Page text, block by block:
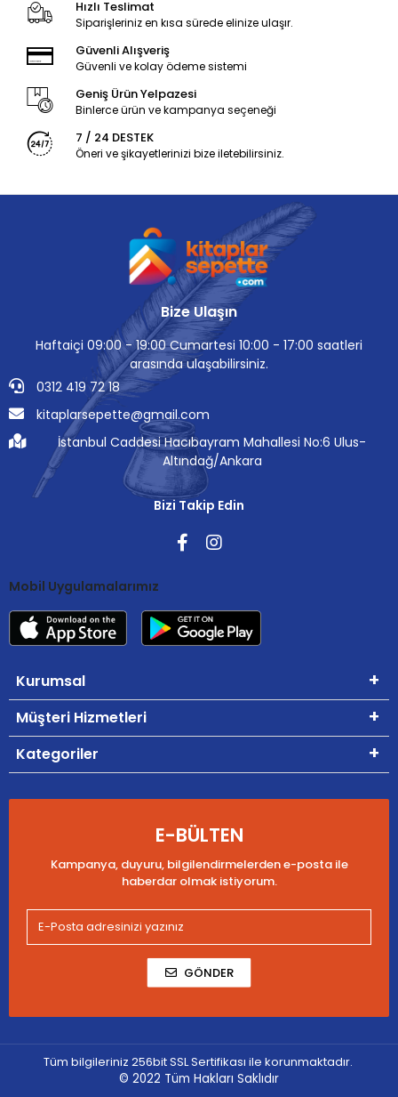
Hızlı Teslimat
Siparişleriniz en kısa sürede elinize ulaşır.
Güvenli Alışveriş
Güvenli ve kolay ödeme sistemi
Geniş Ürün Yelpazesi
Binlerce ürün ve kampanya seçeneği
7 / 24 DESTEK
Öneri ve şikayetlerinizi bize iletebilirsiniz.
Bize Ulaşın
Haftaiçi 09:00 - 19:00 Cumartesi 10:00 - 17:00 saatleri
arasında ulaşabilirsiniz.
0312 419 72 18
kitaplarsepette@gmail.com
İstanbul Caddesi Hacıbayram Mahallesi No:6 Ulus-
Altındağ/Ankara
Bizi Takip Edin
Mobil Uygulamalarımız
Kurumsal
Müşteri Hizmetleri
Kategoriler
E-BÜLTEN
Kampanya, duyuru, bilgilendirmelerden e-posta ile
haberdar olmak istiyorum.
GÖNDER
Tüm bilgileriniz 256bit SSL Sertifikası ile korunmaktadır.
© 2022 Tüm Hakları Saklıdır